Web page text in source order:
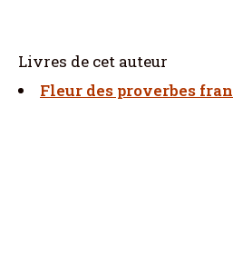
Livres de cet auteur
Fleur des proverbes